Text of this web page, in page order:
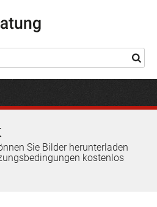
Sie Bilder herunterladen
kostenlos